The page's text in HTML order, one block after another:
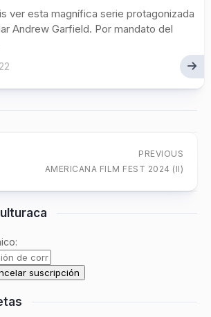
ver esta magnífica serie protagonizada
Andrew Garfield. Por mandato del
PREVIOUS
AMERICANA FILM FEST 2024 (II)